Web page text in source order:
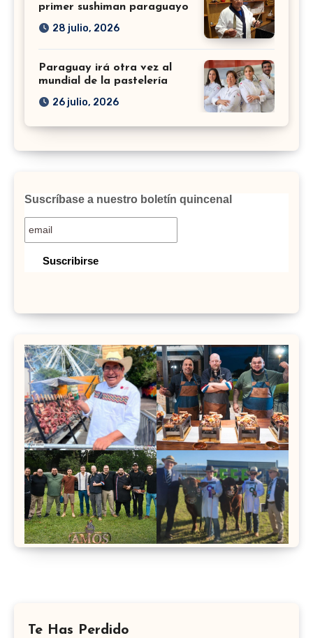
primer sushiman paraguayo
28 julio, 2026
Paraguay irá otra vez al
mundial de la pastelería
26 julio, 2026
Suscríbase a nuestro boletín quincenal
Te Has Perdido